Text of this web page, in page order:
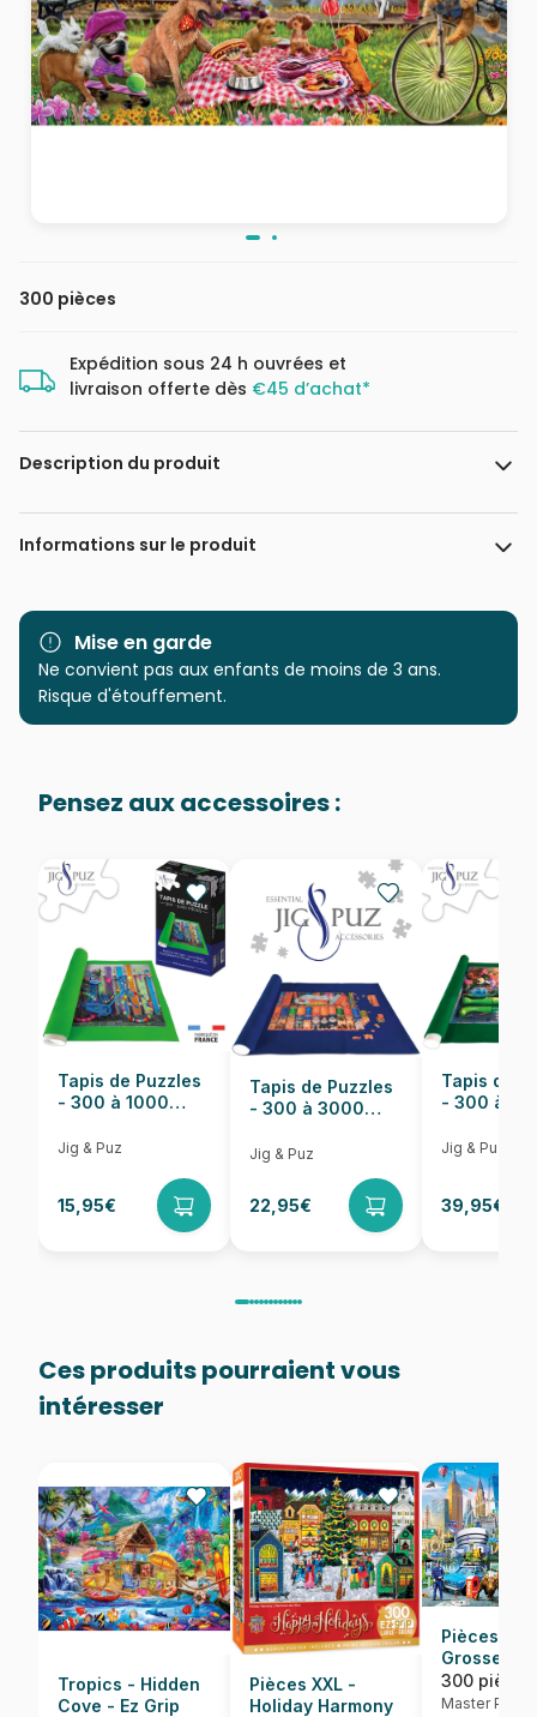
300 pièces
Expédition sous 24 h ouvrées et
livraison offerte dès €45 d’achat*
Description du produit
Steve Sundram
Informations sur le produit
Marque Master Pieces
Catégorie Puzzles - Humour et Satire
Age
à partir de 9 ans (251 à 399
Provenance Puzzles fabriqués en France
EAN 705988321337
Nombre de pièces 300 pièces
Dimensions 45 x 61 cm
Mise en garde
Ne convient pas aux enfants de moins de 3 ans.
Risque d'étouffement.
Pensez aux accessoires :
Tapis de Puzzles
- 300 à 1000
Jig & Puz
15,95€
Tapis de Puzzles
- 300 à 3000
Jig & Puz
22,95€
Tapis de
- 300 à
Jig & Puz
39,95€
Ces produits pourraient vous
intéresser
Tropics - Hidden
Cove - Ez Grip
Pièces XXL -
Holiday Harmony
Pièces
Grosse
300 pièces
Master